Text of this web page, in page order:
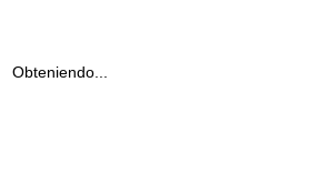
Obteniendo...